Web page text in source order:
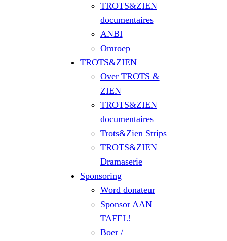
TROTS&ZIEN
documentaires
ANBI
Omroep
TROTS&ZIEN
Over TROTS &
ZIEN
TROTS&ZIEN
documentaires
Trots&Zien Strips
TROTS&ZIEN
Dramaserie
Sponsoring
Word donateur
Sponsor AAN
TAFEL!
Boer /